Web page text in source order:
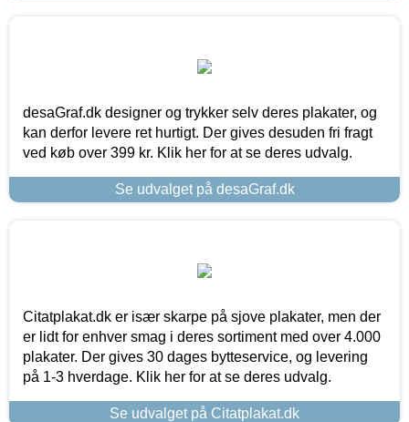
desaGraf.dk designer og trykker selv deres plakater, og
kan derfor levere ret hurtigt. Der gives desuden fri fragt
ved køb over 399 kr. Klik her for at se deres udvalg.
Se udvalget på desaGraf.dk
Citatplakat.dk er især skarpe på sjove plakater, men der
er lidt for enhver smag i deres sortiment med over 4.000
plakater. Der gives 30 dages bytteservice, og levering
på 1-3 hverdage. Klik her for at se deres udvalg.
Se udvalget på Citatplakat.dk